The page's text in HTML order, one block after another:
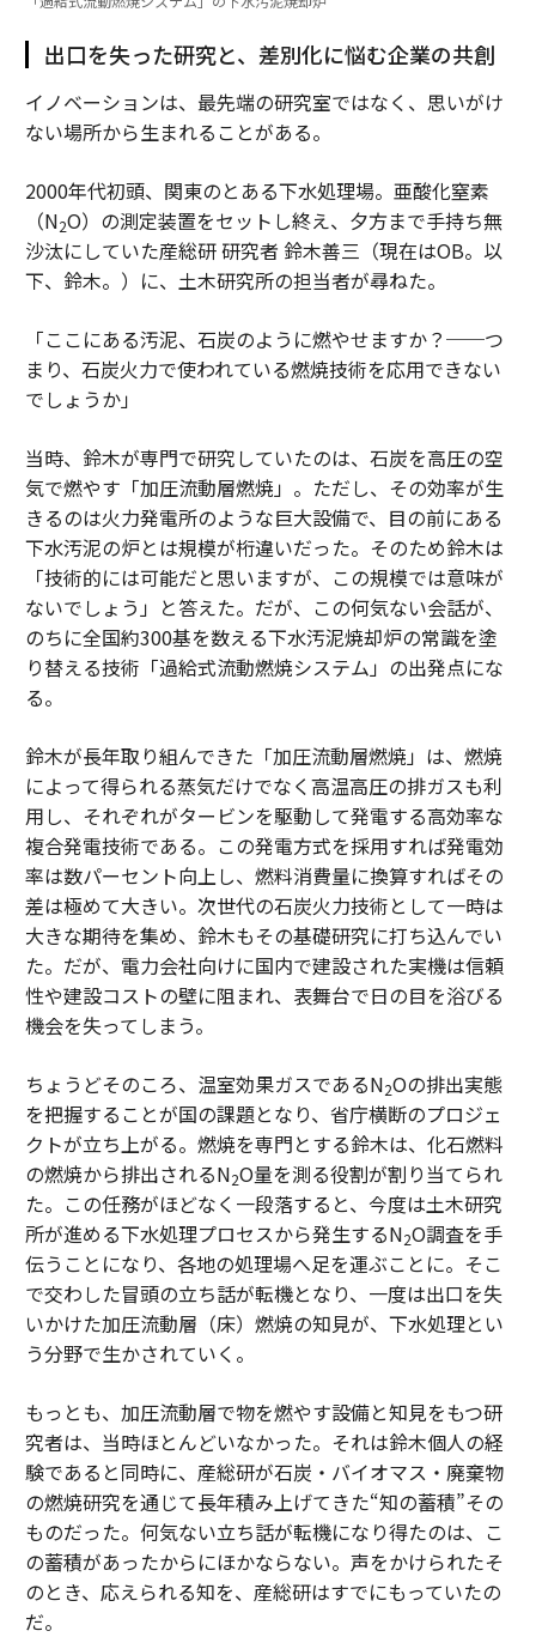
出口を失った研究と、差別化に悩む企業の共創
イノベーションは、最先端の研究室ではなく、思いがけ
ない場所から生まれることがある。
2000年代初頭、関東のとある下水処理場。亜酸化窒素
（N2O）の測定装置をセットし終え、夕方まで手持ち無
沙汰にしていた産総研 研究者 鈴木善三（現在はOB。以
下、鈴木。）に、土木研究所の担当者が尋ねた。
「ここにある汚泥、石炭のように燃やせますか？──つ
まり、石炭火力で使われている燃焼技術を応用できない
でしょうか」
当時、鈴木が専門で研究していたのは、石炭を高圧の空
気で燃やす「加圧流動層燃焼」。ただし、その効率が生
きるのは火力発電所のような巨大設備で、目の前にある
下水汚泥の炉とは規模が桁違いだった。そのため鈴木は
「技術的には可能だと思いますが、この規模では意味が
ないでしょう」と答えた。だが、この何気ない会話が、
のちに全国約300基を数える下水汚泥焼却炉の常識を塗
り替える技術「過給式流動燃焼システム」の出発点にな
る。
鈴木が長年取り組んできた「加圧流動層燃焼」は、燃焼
によって得られる蒸気だけでなく高温高圧の排ガスも利
用し、それぞれがタービンを駆動して発電する高効率な
複合発電技術である。この発電方式を採用すれば発電効
率は数パーセント向上し、燃料消費量に換算すればその
差は極めて大きい。次世代の石炭火力技術として一時は
大きな期待を集め、鈴木もその基礎研究に打ち込んでい
た。だが、電力会社向けに国内で建設された実機は信頼
性や建設コストの壁に阻まれ、表舞台で日の目を浴びる
機会を失ってしまう。
ちょうどそのころ、温室効果ガスであるN2Oの排出実態
を把握することが国の課題となり、省庁横断のプロジェ
クトが立ち上がる。燃焼を専門とする鈴木は、化石燃料
の燃焼から排出されるN2O量を測る役割が割り当てられ
た。この任務がほどなく一段落すると、今度は土木研究
所が進める下水処理プロセスから発生するN2O調査を手
伝うことになり、各地の処理場へ足を運ぶことに。そこ
で交わした冒頭の立ち話が転機となり、一度は出口を失
いかけた加圧流動層（床）燃焼の知見が、下水処理とい
う分野で生かされていく。
もっとも、加圧流動層で物を燃やす設備と知見をもつ研
究者は、当時ほとんどいなかった。それは鈴木個人の経
験であると同時に、産総研が石炭・バイオマス・廃棄物
の燃焼研究を通じて長年積み上げてきた“知の蓄積”その
ものだった。何気ない立ち話が転機になり得たのは、こ
の蓄積があったからにほかならない。声をかけられたそ
のとき、応えられる知を、産総研はすでにもっていたの
だ。